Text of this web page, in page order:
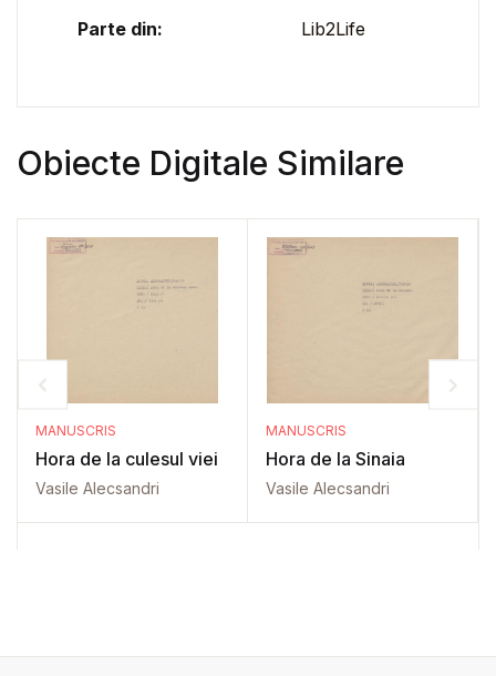
Parte din: Lib2Life
Obiecte Digitale Similare
MANUSCRIS
Hora de la culesul viei
Vasile Alecsandri
MANUSCRIS
Hora de la Sinaia
Vasile Alecsandri